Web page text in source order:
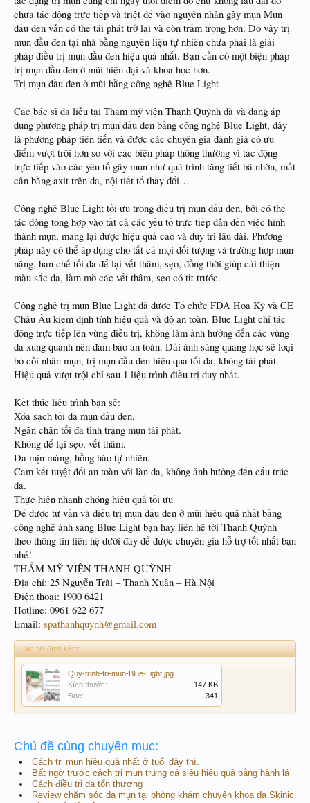
chưa tác động trực tiếp và triệt để vào nguyên nhân gây mụn Mụn
đầu đen vẫn có thể tái phát trở lại và còn trầm trọng hơn. Do vậy trị
mụn đầu đen tại nhà bằng nguyên liệu tự nhiên chưa phải là giải
pháp điều trị mụn đầu đen hiệu quả nhất. Bạn cần có một biện pháp
trị mụn đầu đen ở mũi hiện đại và khoa học hơn.
Trị mụn đầu đen ở mũi bằng công nghệ Blue Light
Các bác sĩ da liễu tại Thẩm mỹ viện Thanh Quỳnh đã và đang áp
dụng phương pháp trị mụn đầu đen bằng công nghệ Blue Light, đây
là phương pháp tiên tiến và được các chuyên gia đánh giá có ưu
điểm vượt trội hơn so với các biện pháp thông thường vì tác động
trực tiếp vào các yêu tố gây mụn như quá trình tăng tiết bã nhờn, mất
cân bằng axit trên da, nội tiết tố thay đổi…
Công nghệ Blue Light tối ưu trong điều trị mụn đầu đen, bởi có thể
tác động tổng hợp vào tất cả các yếu tố trực tiếp dẫn đến việc hình
thành mụn, mang lại được hiệu quả cao và duy trì lâu dài. Phương
pháp này có thể áp dụng cho tất cả mọi đối tượng và trường hợp mụn
nặng, hạn chế tối đa để lại vết thâm, sẹo, đồng thời giúp cải thiện
màu sắc da, làm mờ các vết thâm, sẹo có từ trước.
Công nghệ trị mụn Blue Light đã được Tổ chức FDA Hoa Kỳ và CE
Châu Âu kiểm định tính hiệu quả và độ an toàn. Blue Light chỉ tác
động trực tiếp lên vùng điều trị, không làm ảnh hưởng đến các vùng
da xung quanh nên đảm bảo an toàn. Dải ánh sáng quang học sẽ loại
bỏ cồi nhân mụn, trị mụn đầu đen hiệu quả tối đa, không tái phát.
Hiệu quả vượt trội chỉ sau 1 liệu trình điều trị duy nhất.
Kết thúc liệu trình bạn sẽ:
Xóa sạch tối đa mụn đầu đen.
Ngăn chặn tối đa tình trạng mụn tái phát.
Không để lại sẹo, vết thâm.
Da mịn màng, hồng hào tự nhiên.
Cam kết tuyệt đối an toàn với làn da, không ảnh hưởng đến cấu trúc
da.
Thực hiện nhanh chóng hiệu quả tối ưu
Để được tư vấn và điều trị mụn đầu đen ở mũi hiệu quả nhất bằng
công nghệ ánh sáng Blue Light bạn hay liên hệ tới Thanh Quỳnh
theo thông tin liên hệ dưới đây để được chuyên gia hỗ trợ tốt nhất bạn
nhé!
THẨM MỸ VIỆN THANH QUỲNH
Địa chỉ: 25 Nguyễn Trãi – Thanh Xuân – Hà Nội
Điện thoại: 1900 6421
Hotline: 0961 622 677
Email: spathanhquynh@gmail.com
Các file đính kèm:
Quy-trinh-tri-mun-Blue-Light.jpg
Kích thước:
147 KB
Đọc:
341
Chủ đề cùng chuyên mục:
Cách trị mụn hiệu quả nhất ở tuổi dậy thì.
Bất ngờ trước cách trị mụn trứng cá siêu hiệu quả bằng hành lá
Cách điều trị da tổn thương
Review chăm sóc da mụn tại phòng khám chuyên khoa da Skinic